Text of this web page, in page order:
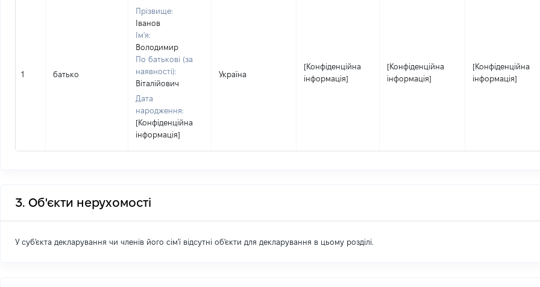
1 батько
Прізвище:
Іванов
Ім'я:
Володимир
По батькові (за
наявності):
Віталійович
Дата
народження:
[Конфіденційна
інформація]
Україна
[Конфіденційна
інформація]
[Конфіденційна
інформація]
[Конфіденційна
інформація]
3. Об'єкти нерухомості
У суб'єкта декларування чи членів його сім'ї відсутні об'єкти для декларування в цьому розділі.